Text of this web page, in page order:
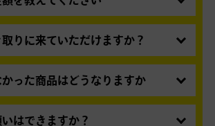
さい。
諾後は、一切のキャンセルはできません。
認ください。
合は、メールアドレスの入力ミス
います。
ェックされる方はこちら
種類が様々であり、状態や付属品
より査定金額は大幅に上下いたしま
送から到着・査定までの市場状況
金額は変化いたします。トラブル
。
りに来ていただけますか？
宅まで集荷にお伺いいたします。
ルへの梱包および玄関先までの移
お願いいたします。
宅にスタッフがお伺いしてその場で査定を
った商品はどうなりますか
基準でお値段をお付けできなかっ
しては、弊社にてお引き取りとな
はできますか？